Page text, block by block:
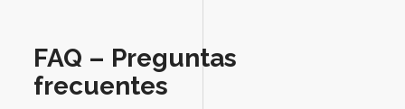
FAQ – Preguntas
frecuentes